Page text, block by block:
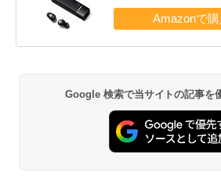
Google 検索で当サイトの記事を